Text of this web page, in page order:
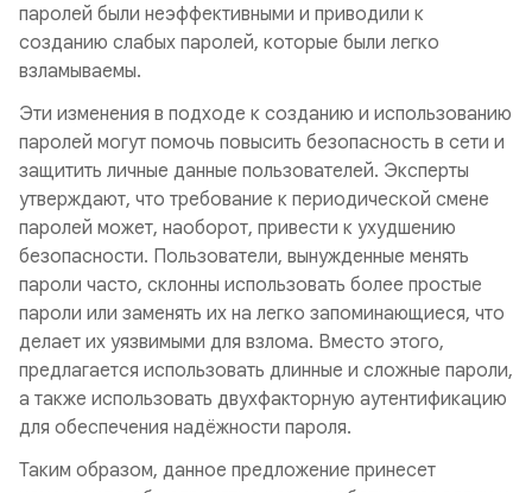
паролей были неэффективными и приводили к
созданию слабых паролей, которые были легко
взламываемы.
Эти изменения в подходе к созданию и использованию
паролей могут помочь повысить безопасность в сети и
защитить личные данные пользователей. Эксперты
утверждают, что требование к периодической смене
паролей может, наоборот, привести к ухудшению
безопасности. Пользователи, вынужденные менять
пароли часто, склонны использовать более простые
пароли или заменять их на легко запоминающиеся, что
делает их уязвимыми для взлома. Вместо этого,
предлагается использовать длинные и сложные пароли,
а также использовать двухфакторную аутентификацию
для обеспечения надёжности пароля.
Таким образом, данное предложение принесет